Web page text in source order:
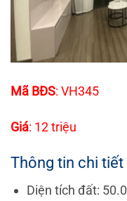
Mã BĐS: VH345
Giá: 12 triệu
Thông tin chi tiết
Diện tích đất: 50.0